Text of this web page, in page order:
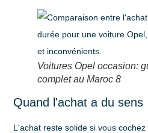
Voitures Opel occasion:
complet au Maroc 8
Quand l'achat a du sens
L'achat reste solide si vous